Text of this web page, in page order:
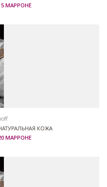
МАРРОНЕ
КОЖА
МАРРОНЕ